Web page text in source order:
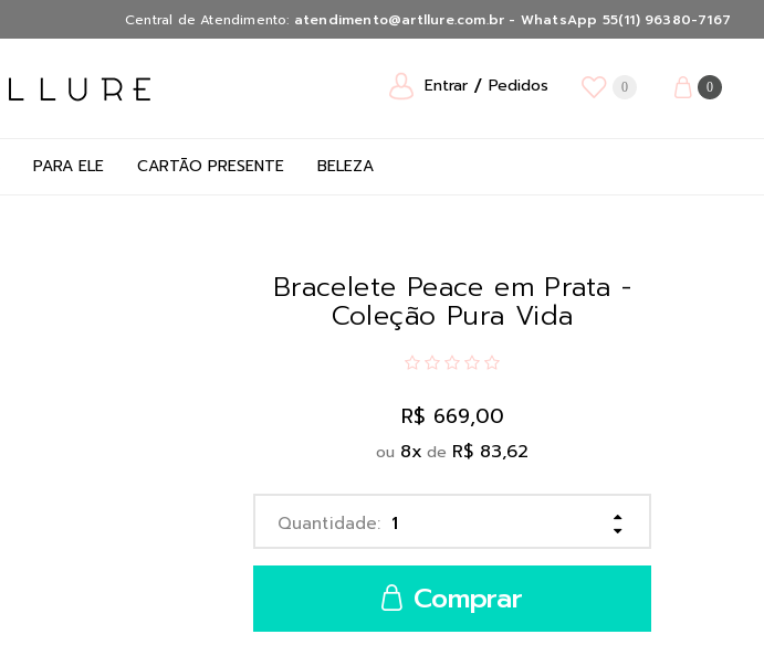
Central de Atendimento: atendimento@artllure.com.br - WhatsApp 55(11) 96380-7167
Entrar Pedidos 0 0
PARA ELE CARTÃO PRESENTE BELEZA
Bracelete Peace em Prata -
Coleção Pura Vida
R$ 669,00
ou 8x de R$ 83,62
Comprar